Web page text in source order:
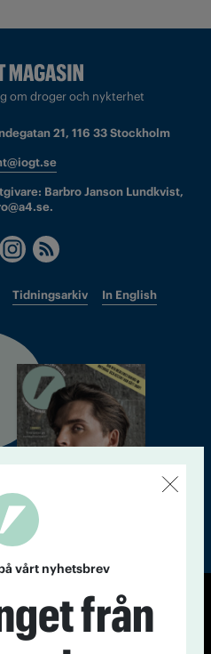
om droger och nykterhet
21, 116 33 Stockholm
Barbro Janson Lundkvist,
Tidningsarkiv In English
Accent 2026
Personuppgiftspolicy
vårt nyhetsbrev
från